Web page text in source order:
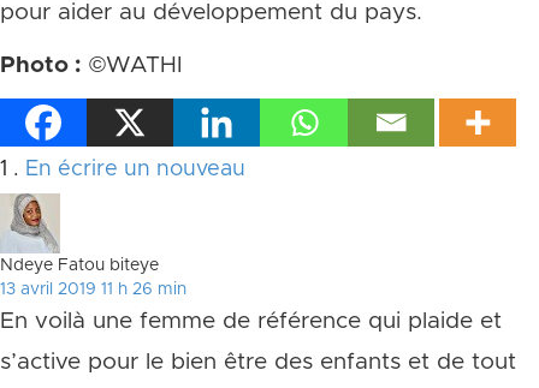
pour aider au développement du pays.
Photo : ©WATHI
1 Commentaire
. En écrire un nouveau
Ndeye Fatou biteye
13 avril 2019 11 h 26 min
En voilà une femme de référence qui plaide et
s’active pour le bien être des enfants et de tout